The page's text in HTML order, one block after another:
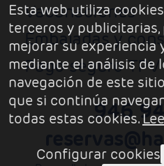
Vacunaciones
Embajadas y
Pago seguro TPV
946
Esta web utiliza
terceros y
mejorar su experiencia
mediante el análisis de
navegación de este
que si continúa
todas estas cookies.
Configurar cookies